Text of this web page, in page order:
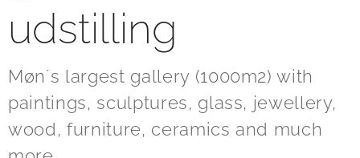
udstilling
Møn´s largest gallery (1000m2) with
paintings, sculptures, glass, jewellery,
wood, furniture, ceramics and much